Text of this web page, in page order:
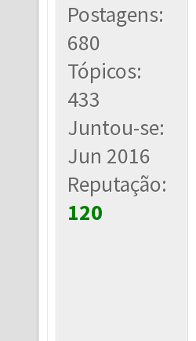
Postagens:
680
Tópicos:
433
Juntou-se:
Jun 2016
Reputação:
120